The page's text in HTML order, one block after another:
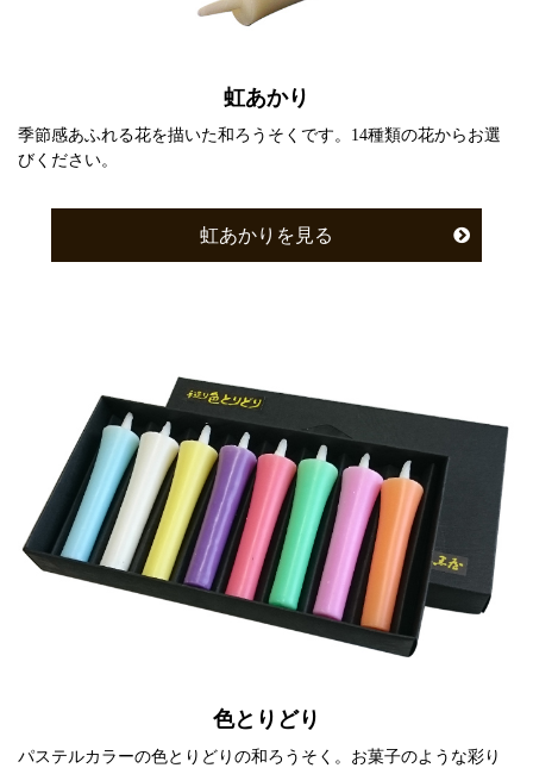
虹あかり
季節感あふれる花を描いた和ろうそくです。14種類の花からお選
びください。
虹あかりを見る
色とりどり
パステルカラーの色とりどりの和ろうそく。お菓子のような彩り